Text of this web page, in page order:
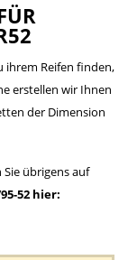
ihrem Reifen finden,
erstellen wir Ihnen
der Dimension
übrigens auf
52 hier: